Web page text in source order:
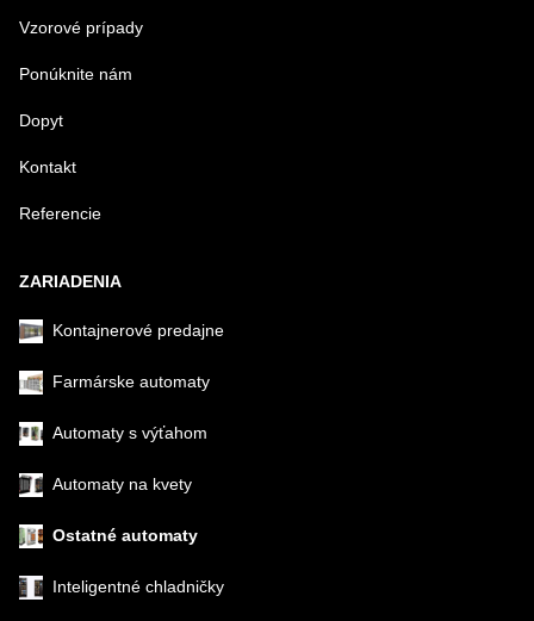
Odoslať
Vzorové prípady
Ponúknite nám
Dopyt
Kontakt
Referencie
ZARIADENIA
Kontajnerové predajne
Farmárske automaty
Automaty s výťahom
Automaty na kvety
Ostatné automaty
Inteligentné chladničky